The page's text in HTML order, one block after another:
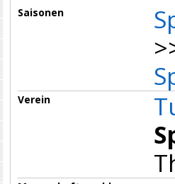
Saisonen
Verein